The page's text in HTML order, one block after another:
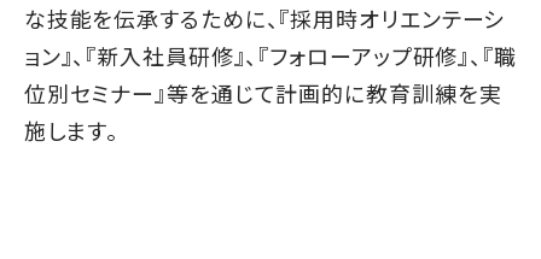
な技能を伝承するために、『採用時オリエンテーシ
ョン』、『新入社員研修』、『フォローアップ研修』、『職
位別セミナー』等を通じて計画的に教育訓練を実
施します。